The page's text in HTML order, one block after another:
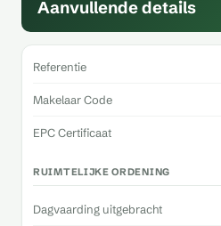
Aanvullende details
Referentie
Makelaar Code
EPC Certificaat
RUIMTELIJKE ORDENING
Dagvaarding uitgebracht